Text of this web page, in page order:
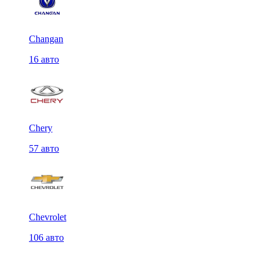
Changan
16 авто
Chery
57 авто
Chevrolet
106 авто